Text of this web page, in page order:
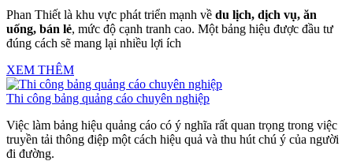
Phan Thiết là khu vực phát triển mạnh về du lịch, dịch vụ, ăn
uống, bán lẻ, mức độ cạnh tranh cao. Một bảng hiệu được đầu tư
đúng cách sẽ mang lại nhiều lợi ích
XEM THÊM
Thi công bảng quảng cáo chuyên nghiệp
Việc làm bảng hiệu quảng cáo có ý nghĩa rất quan trọng trong việc
truyền tải thông điệp một cách hiệu quả và thu hút chú ý của người
đi đường.